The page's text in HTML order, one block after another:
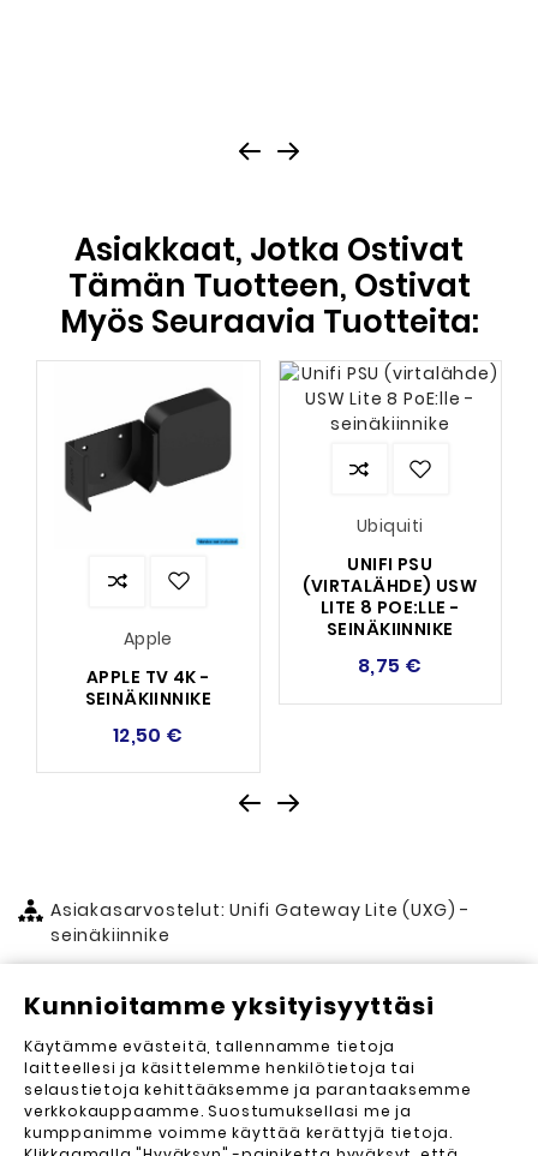
Asiakkaat, Jotka Ostivat
Tämän Tuotteen, Ostivat
Myös Seuraavia Tuotteita:
Apple
APPLE TV 4K -
SEINÄKIINNIKE
12,50 €
Ubiquiti
UNIFI PSU
(VIRTALÄHDE) USW
LITE 8 POE:LLE -
SEINÄKIINNIKE
8,75 €
Asiakasarvostelut: Unifi Gateway Lite (UXG) -
seinäkiinnike
Asiakasarvostelut (0)
Lähetä arvostelu
Arvosteluja ei vielä ole. Haluatko kirjoittaa
ensimmäisen?
Kunnioitamme yksityisyyttäsi
Käytämme evästeitä, tallennamme tietoja
laitteellesi ja käsittelemme henkilötietoja tai
selaustietoja kehittääksemme ja parantaaksemme
verkkokauppaamme. Suostumuksellasi me ja
kumppanimme voimme käyttää kerättyjä tietoja.